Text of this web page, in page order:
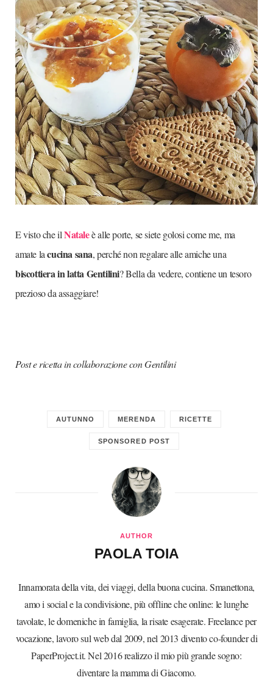
E visto che ilNataleè alle porte, se siete golosi come me, ma
amate lacucina sana, perché non regalare alle amiche una
biscottiera in latta Gentilini? Bella da vedere, contiene un tesoro
prezioso da assaggiare!
Post e ricetta in collaborazione con Gentilini
AUTUNNO MERENDA RICETTE
SPONSORED POST
AUTHOR
PAOLA TOIA
Innamorata della vita, dei viaggi, della buona cucina. Smanettona,
amo i social e la condivisione, più offline che online: le lunghe
tavolate, le domeniche in famiglia, la risate esagerate. Freelance per
vocazione, lavoro sul web dal 2009, nel 2013 divento co-founder di
PaperProject.it. Nel 2016 realizzo il mio più grande sogno:
diventare la mamma di Giacomo.